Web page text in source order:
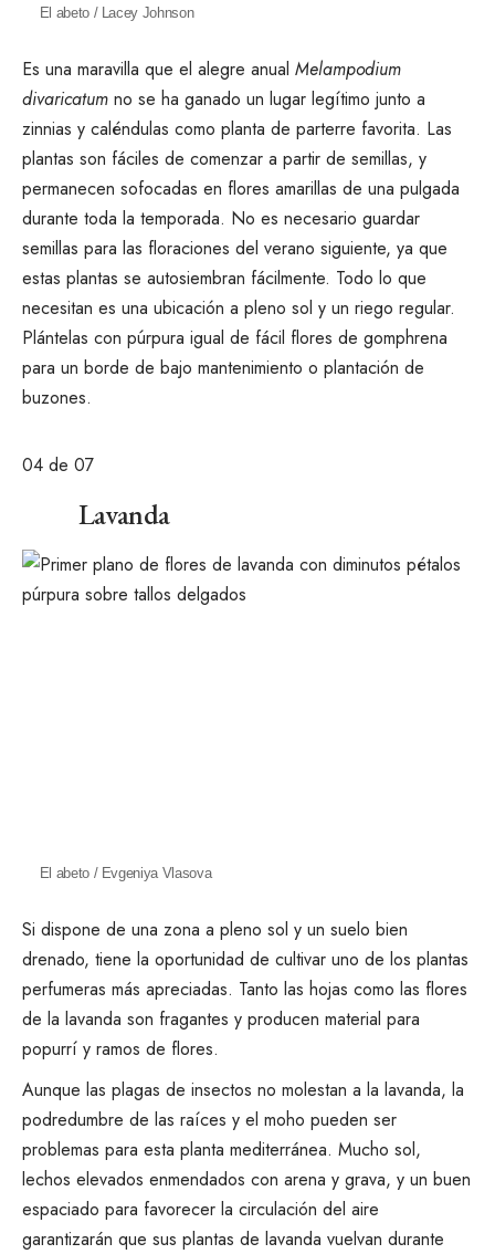
El abeto / Lacey Johnson
Es una maravilla que el alegre anual Melampodium
divaricatum no se ha ganado un lugar legítimo junto a
zinnias y caléndulas como planta de parterre favorita. Las
plantas son fáciles de comenzar a partir de semillas, y
permanecen sofocadas en flores amarillas de una pulgada
durante toda la temporada. No es necesario guardar
semillas para las floraciones del verano siguiente, ya que
estas plantas se autosiembran fácilmente. Todo lo que
necesitan es una ubicación a pleno sol y un riego regular.
Plántelas con púrpura igual de fácil flores de gomphrena
para un borde de bajo mantenimiento o plantación de
buzones.
04 de 07
Lavanda
El abeto / Evgeniya Vlasova
Si dispone de una zona a pleno sol y un suelo bien
drenado, tiene la oportunidad de cultivar uno de los plantas
perfumeras más apreciadas. Tanto las hojas como las flores
de la lavanda son fragantes y producen material para
popurrí y ramos de flores.
Aunque las plagas de insectos no molestan a la lavanda, la
podredumbre de las raíces y el moho pueden ser
problemas para esta planta mediterránea. Mucho sol,
lechos elevados enmendados con arena y grava, y un buen
espaciado para favorecer la circulación del aire
garantizarán que sus plantas de lavanda vuelvan durante